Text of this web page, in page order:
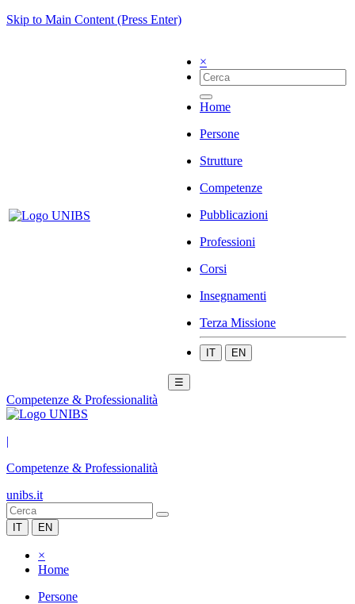
Skip to Main Content (Press Enter)
×
Home
Persone
Strutture
Competenze
Pubblicazioni
Professioni
Corsi
Insegnamenti
Terza Missione
IT EN
☰
Competenze & Professionalità
|
Competenze & Professionalità
unibs.it
IT EN
×
Home
Persone